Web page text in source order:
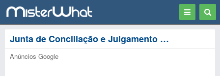
Toggle
Junta de Conciliação e Julgamento de Arapiraca - Arapiraca
Anúncios Google